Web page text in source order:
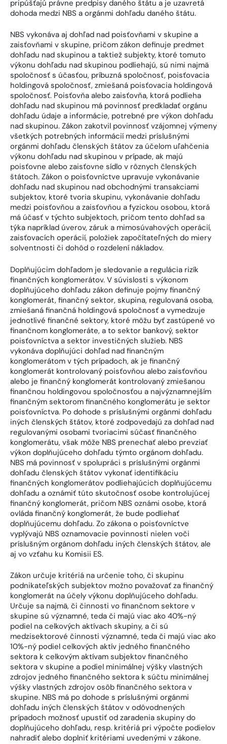
pripúšťajú právne predpisy daného štátu a je uzavretá
dohoda medzi NBS a orgánmi dohľadu daného štátu.
NBS vykonáva aj dohľad nad poisťovňami v skupine a
zaisťovňami v skupine, pričom zákon definuje predmet
dohľadu nad skupinou a taktiež subjekty, ktoré tomuto
výkonu dohľadu nad skupinou podliehajú, sú nimi najmä
spoločnosť s účasťou, príbuzná spoločnosť, poisťovacia
holdingová spoločnosť, zmiešaná poisťovacia holdingová
spoločnosť. Poisťovňa alebo zaisťovňa, ktorá podlieha
dohľadu nad skupinou má povinnosť predkladať orgánu
dohľadu údaje a informácie, potrebné pre výkon dohľadu
nad skupinou. Zákon zakotvil povinnosť vzájomnej výmeny
všetkých potrebných informácií medzi príslušnými
orgánmi dohľadu členských štátov za účelom uľahčenia
výkonu dohľadu nad skupinou v prípade, ak majú
poisťovne alebo zaisťovne sídlo v rôznych členských
štátoch. Zákon o poisťovníctve upravuje vykonávanie
dohľadu nad skupinou nad obchodnými transakciami
subjektov, ktoré tvoria skupinu, vykonávanie dohľadu
medzi poisťovňou a zaisťovňou a fyzickou osobou, ktorá
má účasť v týchto subjektoch, pričom tento dohľad sa
týka napríklad úverov, záruk a mimosúvahových operácií,
zaisťovacích operácií, položiek započítateľných do miery
solventnosti či dohôd o rozdelení nákladov.
Doplňujúcim dohľadom je sledovanie a regulácia rizík
finančných konglomerátov. V súvislosti s výkonom
doplňujúceho dohľadu zákon definuje pojmy finančný
konglomerát, finančný sektor, skupina, regulovaná osoba,
zmiešaná finančná holdingová spoločnosť a vymedzuje
jednotlivé finančné sektory, ktoré môžu byť zastúpené vo
finančnom konglomeráte, a to sektor bankový, sektor
poisťovníctva a sektor investičných služieb. NBS
vykonáva doplňujúci dohľad nad finančným
konglomerátom v tých prípadoch, ak je finančný
konglomerát kontrolovaný poisťovňou alebo zaisťovňou
alebo je finančný konglomerát kontrolovaný zmiešanou
finančnou holdingovou spoločnosťou a najvýznamnejším
finančným sektorom finančného konglomerátu je sektor
poisťovníctva. Po dohode s príslušnými orgánmi dohľadu
iných členských štátov, ktoré zodpovedajú za dohľad nad
regulovanými osobami tvoriacimi súčasť finančného
konglomerátu, však môže NBS prenechať alebo prevziať
výkon doplňujúceho dohľadu týmto orgánom dohľadu.
NBS má povinnosť v spolupráci s príslušnými orgánmi
dohľadu členských štátov vykonať identifikáciu
finančných konglomerátov podliehajúcich doplňujúcemu
dohľadu a oznámiť túto skutočnosť osobe kontrolujúcej
finančný konglomerát, pričom NBS oznámi osobe, ktorá
ovláda finančný konglomerát, že bude podliehať
doplňujúcemu dohľadu. Zo zákona o poisťovníctve
vyplývajú NBS oznamovacie povinnosti nielen voči
príslušným orgánom dohľadu iných členských štátov, ale
aj vo vzťahu ku Komisii ES.
Zákon určuje kritériá na určenie toho, či skupinu
podnikateľských subjektov možno považovať za finančný
konglomerát na účely výkonu doplňujúceho dohľadu.
Určuje sa najmä, či činnosti vo finančnom sektore v
skupine sú významné, teda či majú viac ako 40%-ný
podiel na celkových aktívach skupiny, a či sú
medzisektorové činnosti významné, teda či majú viac ako
10%-ný podiel celkových aktív jedného finančného
sektora k celkovým aktívam subjektov finančného
sektora v skupine a podiel minimálnej výšky vlastných
zdrojov jedného finančného sektora k súčtu minimálnej
výšky vlastných zdrojov osôb finančného sektora v
skupine. NBS má po dohode s príslušnými orgánmi
dohľadu iných členských štátov v odôvodnených
prípadoch možnosť upustiť od zaradenia skupiny do
doplňujúceho dohľadu, resp. kritériá pri výpočte podielov
nahradiť alebo doplniť kritériami uvedenými v zákone.